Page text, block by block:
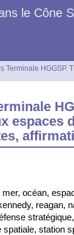
le Cône
Terminale HGGSP.
espaces
mer, océan,
reagan,
spatiale, station